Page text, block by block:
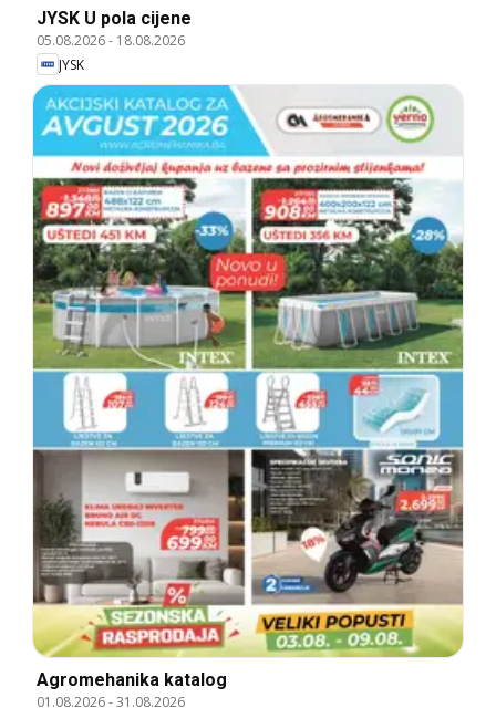
JYSK U pola cijene
05.08.2026- 18.08.2026
JYSK
Agromehanika katalog
01.08.2026-31.08.2026